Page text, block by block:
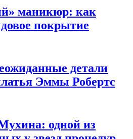
маникюр: как
покрытие
детали
Эммы Робертс
одной из